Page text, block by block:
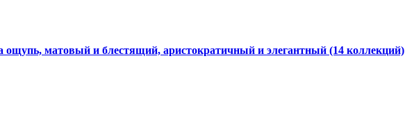
ощупь, матовый и блестящий, аристократичный и элегантный (14 коллекций)